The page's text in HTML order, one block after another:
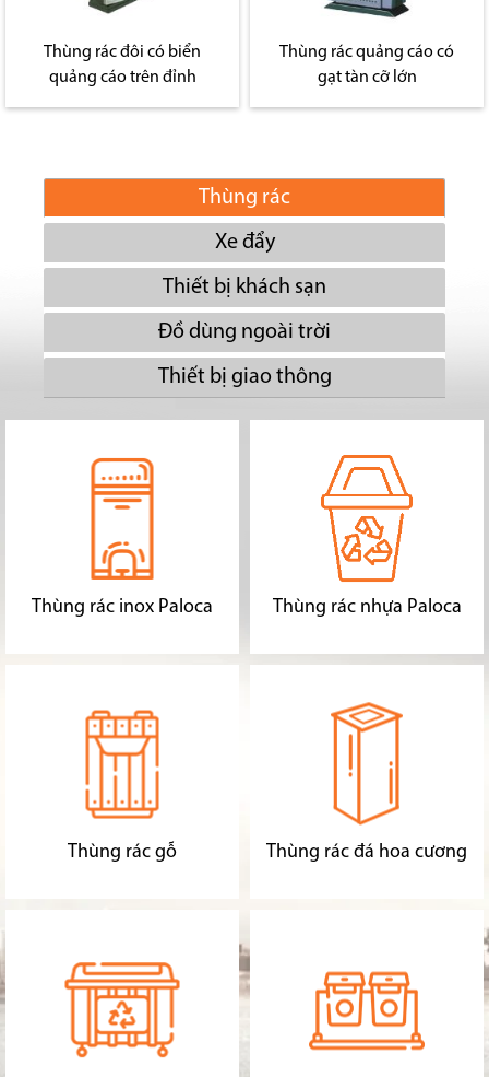
Thùng rác đôi có biển
quảng cáo trên đỉnh
Thùng rác quảng cáo có
gạt tàn cỡ lớn
Thùng rác
Xe đẩy
Thiết bị khách sạn
Đồ dùng ngoài trời
Thiết bị giao thông
Thùng rác inox Paloca Thùng rác nhựa Paloca
Thùng rác gỗ Thùng rác đá hoa cương